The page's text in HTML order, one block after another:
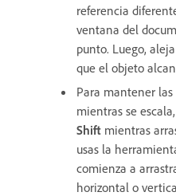
referencia
ventana del
punto. Luego,
que el objeto
Para mantener
mientras se
Shift mientras
usas la
comienza a
horizontal o